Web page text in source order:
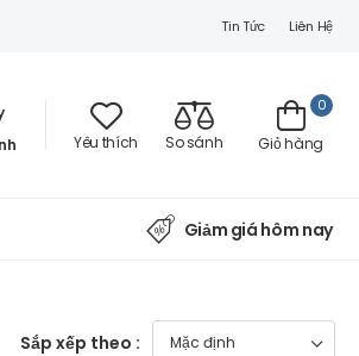
Tin Tức Liên Hệ
Yêu thích So sánh
0
Giỏ hàng
Giảm giá hôm nay
Sắp xếp theo :